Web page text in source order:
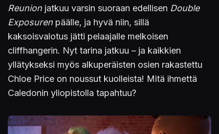
Reunion jatkuu varsin suoraan edellisen Double
Exposuren päälle, ja hyvä niin, sillä
kaksoisvalotus jätti pelaajalle melkoisen
cliffhangerin. Nyt tarina jatkuu – ja kaikkien
yllätykseksi myös alkuperäisten osien rakastettu
Chloe Price on noussut kuolleista! Mitä ihmettä
Caledonin yliopistolla tapahtuu?
Kuva